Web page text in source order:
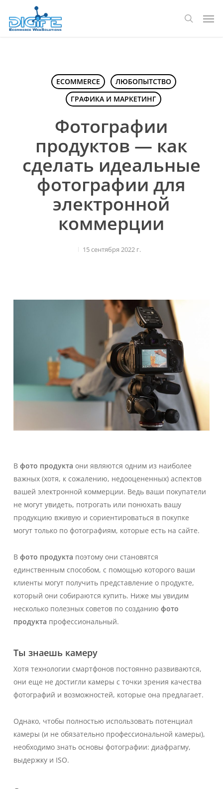
основному
поиск
ECOMMERCE
ЛЮБОПЫТСТВО
ГРАФИКА И МАРКЕТИНГ
Фотографии
продуктов — как
сделать идеальные
фотографии для
электронной
коммерции
15 сентября 2022 г.
В фото продукта они являются одним из наиболее
важных (хотя, к сожалению, недооцененных) аспектов
вашей электронной коммерции. Ведь ваши покупатели
не могут увидеть, потрогать или понюхать вашу
продукцию вживую и сориентироваться в покупке
могут только по фотографиям, которые есть на сайте.
В фото продукта поэтому они становятся
единственным способом, с помощью которого ваши
клиенты могут получить представление о продукте,
который они собираются купить. Ниже мы увидим
несколько полезных советов по созданию фото
продукта профессиональный.
Ты знаешь камеру
Хотя технологии смартфонов постоянно развиваются,
они еще не достигли камеры с точки зрения качества
фотографий и возможностей, которые она предлагает.
Однако, чтобы полностью использовать потенциал
камеры (и не обязательно профессиональной камеры),
необходимо знать основы фотографии: диафрагму,
выдержку и ISO.